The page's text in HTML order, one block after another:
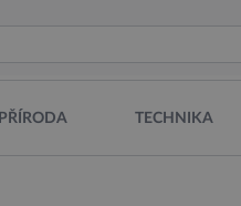
PŘÍRODA TECHNIKA